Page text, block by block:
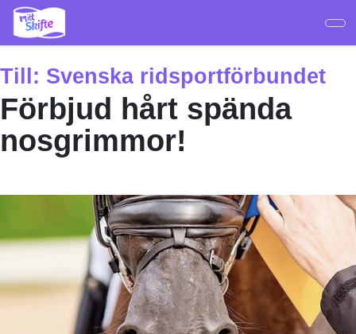
Hoppa
huvudinnehåll
Till: Svenska ridsportförbundet
Förbjud hårt spända
nosgrimmor!